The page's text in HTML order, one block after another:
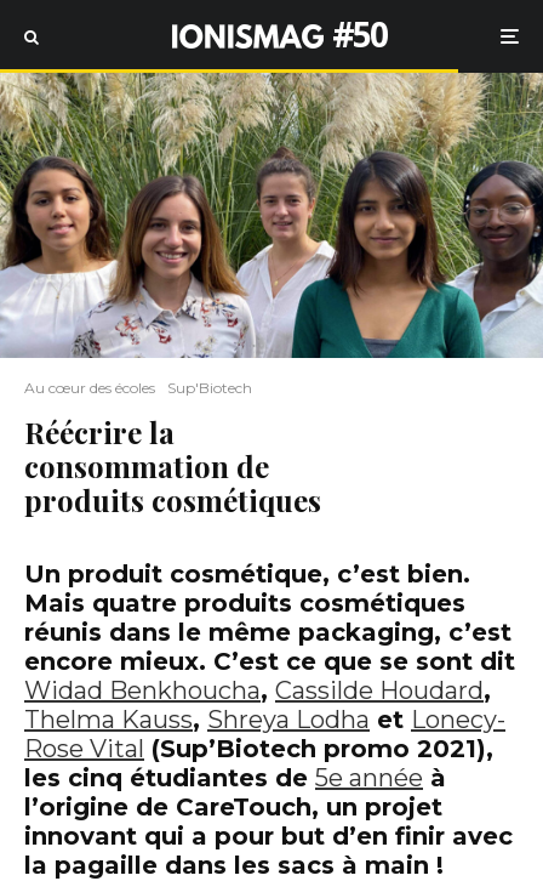
#50
Au cœur des écoles Sup'Biotech
Réécrire la
consommation de
produits cosmétiques
Un produit cosmétique, c’est bien.
Mais quatre produits cosmétiques
réunis dans le même packaging, c’est
encore mieux. C’est ce que se sont dit
Widad Benkhoucha, Cassilde Houdard,
Thelma Kauss, Shreya Lodha et Lonecy-
Rose Vital (Sup’Biotech promo 2021),
les cinq étudiantes de 5e année à
l’origine de CareTouch, un projet
innovant qui a pour but d’en finir avec
la pagaille dans les sacs à main !